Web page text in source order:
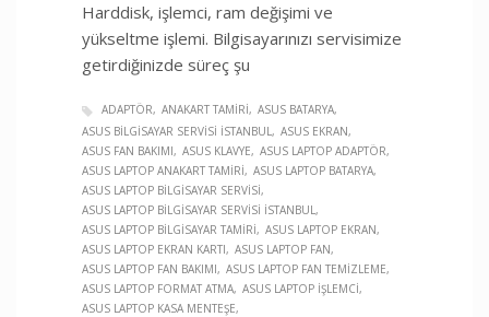
Harddisk, işlemci, ram değişimi ve
yükseltme işlemi. Bilgisayarınızı servisimize
getirdiğinizde süreç şu
ADAPTÖR ANAKART TAMIRI
ASUS BATARYA
ASUS BILGISAYAR SERVISI İSTANBUL
ASUS EKRAN
ASUS FAN BAKIMI
ASUS KLAVYE
ASUS LAPTOP ADAPTÖR
ASUS LAPTOP ANAKART TAMIRI
ASUS LAPTOP BATARYA
ASUS LAPTOP BILGISAYAR SERVISI
ASUS LAPTOP BILGISAYAR SERVISI İSTANBUL
ASUS LAPTOP BILGISAYAR TAMIRI
ASUS LAPTOP EKRAN
ASUS LAPTOP EKRAN KARTI
ASUS LAPTOP FAN
ASUS LAPTOP FAN BAKIMI
ASUS LAPTOP FAN TEMIZLEME
ASUS LAPTOP FORMAT ATMA ASUS LAPTOP İŞLEMCI
ASUS LAPTOP KASA MENTEŞE